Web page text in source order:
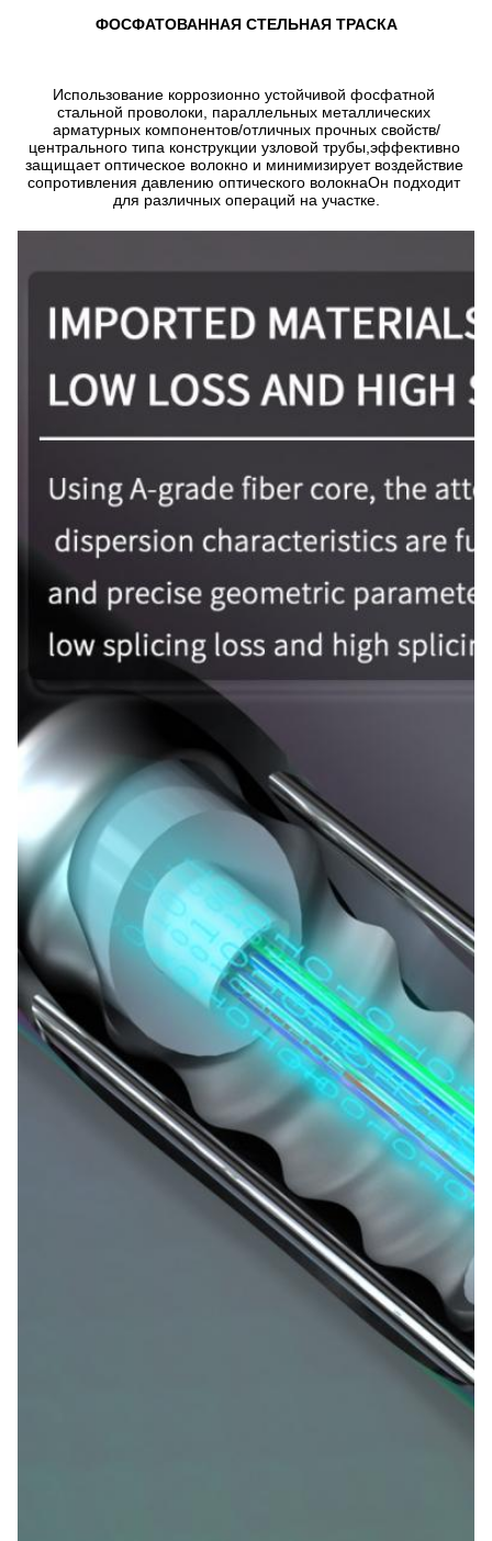
ФОСФАТОВАННАЯ СТЕЛЬНАЯ ТРАСКА
Использование коррозионно устойчивой фосфатной
стальной проволоки, параллельных металлических
арматурных компонентов/отличных прочных свойств/
центрального типа конструкции узловой трубы,эффективно
защищает оптическое волокно и минимизирует воздействие
сопротивления давлению оптического волокнаОн подходит
для различных операций на участке.